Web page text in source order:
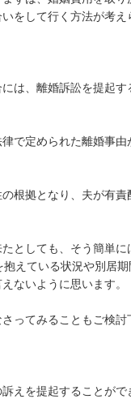
をして行く方法が考え
は、離婚訴訟を提起す
で定められた離婚事由
根拠となり、夫が有責
としても、そう簡単に
えている状況や別居期
ないように思います。
ってみることもご検討
えを提起することがで